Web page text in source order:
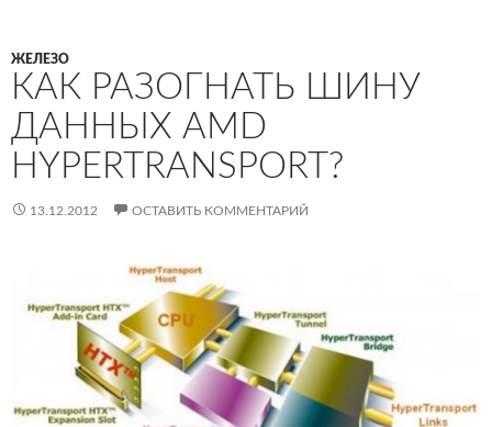
ЖЕЛЕЗО
КАК РАЗОГНАТЬ ШИНУ
ДАННЫХ AMD
HYPERTRANSPORT?
13.12.2012 ОСТАВИТЬ КОММЕНТАРИЙ